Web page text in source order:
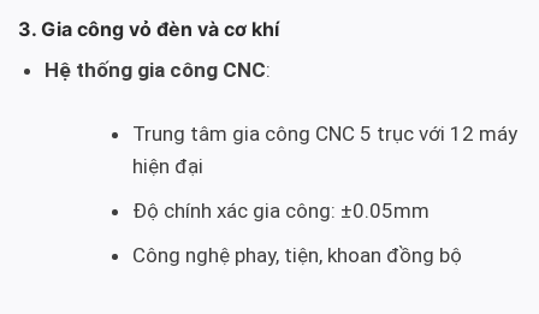
3. Gia công vỏ đèn và cơ khí
Hệ thống gia công CNC:
Trung tâm gia công CNC 5 trục với 12 máy
hiện đại
Độ chính xác gia công: ±0.05mm
Công nghệ phay, tiện, khoan đồng bộ